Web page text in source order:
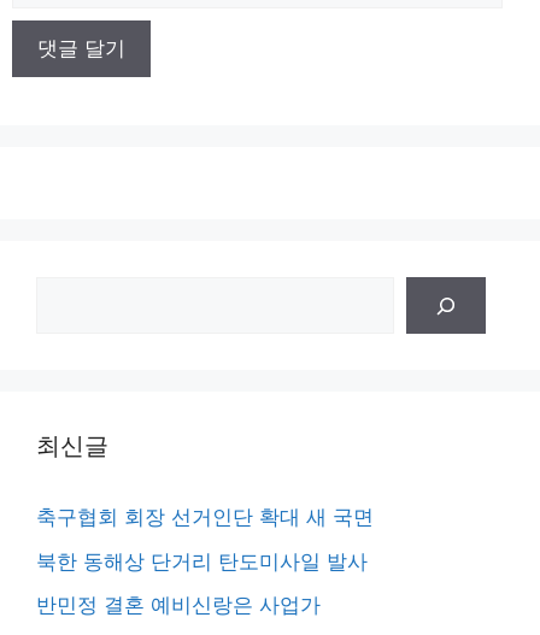
최신글
축구협회 회장 선거인단 확대 새 국면
북한 동해상 단거리 탄도미사일 발사
반민정 결혼 예비신랑은 사업가